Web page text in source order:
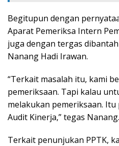
Begitupun dengan
Aparat Pemeriksa Intern
juga dengan tergas
Nanang Hadi Irawan.
“Terkait masalah itu, kami
pemeriksaan. Tapi kalau
melakukan pemeriksaan.
Audit Kinerja,” tegas Nanang.
Terkait penunjukan PPTK,